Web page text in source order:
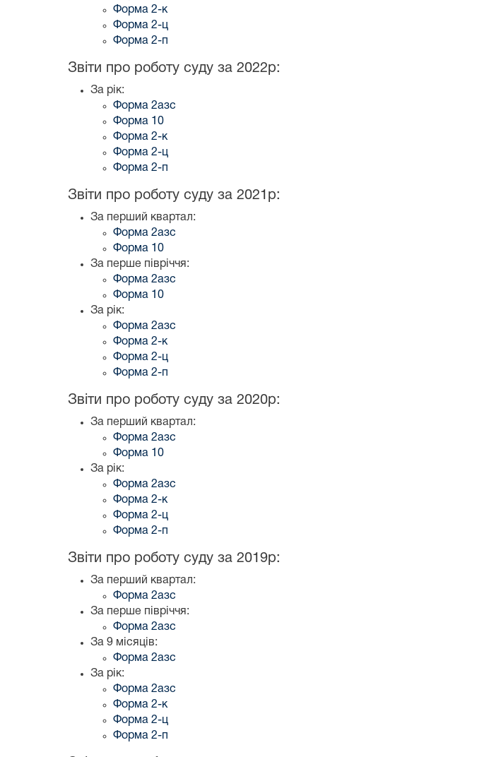
Форма 2-к
Форма 2-ц
Форма 2-п
Звіти про роботу суду за 2022р:
За рік:
Форма 2азс
Форма 10
Форма 2-к
Форма 2-ц
Форма 2-п
Звіти про роботу суду за 2021р:
За перший квартал:
Форма 2азс
Форма 10
За перше півріччя:
Форма 2азс
Форма 10
За рік:
Форма 2азс
Форма 2-к
Форма 2-ц
Форма 2-п
Звіти про роботу суду за 2020р:
За перший квартал:
Форма 2азс
Форма 10
За рік:
Форма 2азс
Форма 2-к
Форма 2-ц
Форма 2-п
Звіти про роботу суду за 2019р:
За перший квартал:
Форма 2азс
За перше півріччя:
Форма 2азс
За 9 місяців:
Форма 2азс
За рік:
Форма 2азс
Форма 2-к
Форма 2-ц
Форма 2-п